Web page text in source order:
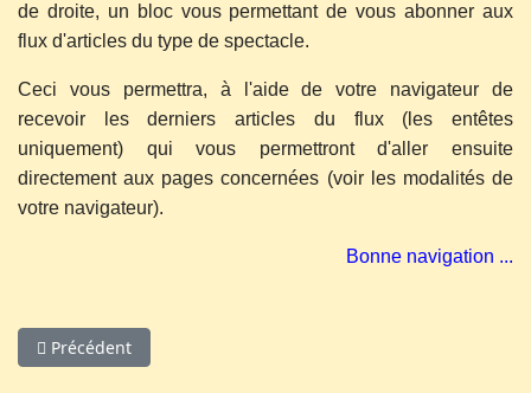
de droite, un bloc vous permettant de vous abonner aux
flux d'articles du type de spectacle.
Ceci vous permettra, à l'aide de votre navigateur de
recevoir les derniers articles du flux (les entêtes
uniquement) qui vous permettront d'aller ensuite
directement aux pages concernées (voir les modalités de
votre navigateur).
Bonne navigation ...
Article précédent : Mises à jour de Joomla et des plugins
Précédent